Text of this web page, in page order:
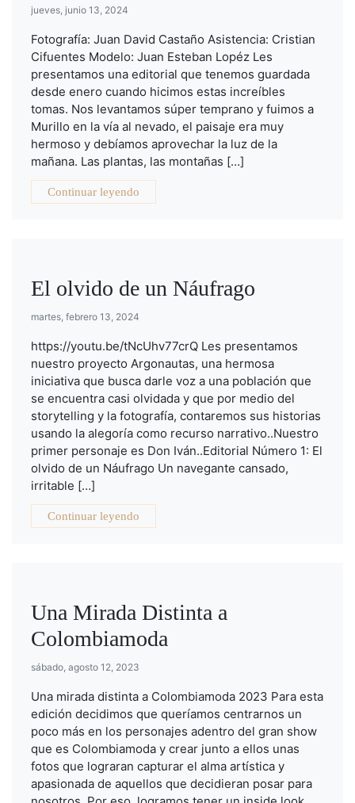
jueves, junio 13, 2024
Fotografía: Juan David Castaño Asistencia: Cristian
Cifuentes Modelo: Juan Esteban Lopéz Les
presentamos una editorial que tenemos guardada
desde enero cuando hicimos estas increíbles
tomas. Nos levantamos súper temprano y fuimos a
Murillo en la vía al nevado, el paisaje era muy
hermoso y debíamos aprovechar la luz de la
mañana. Las plantas, las montañas […]
Continuar leyendo
El olvido de un Náufrago
martes, febrero 13, 2024
https://youtu.be/tNcUhv77crQ Les presentamos
nuestro proyecto Argonautas, una hermosa
iniciativa que busca darle voz a una población que
se encuentra casi olvidada y que por medio del
storytelling y la fotografía, contaremos sus historias
usando la alegoría como recurso narrativo..Nuestro
primer personaje es Don Iván..Editorial Número 1: El
olvido de un Náufrago Un navegante cansado,
irritable […]
Continuar leyendo
Una Mirada Distinta a
Colombiamoda
sábado, agosto 12, 2023
Una mirada distinta a Colombiamoda 2023 Para esta
edición decidimos que queríamos centrarnos un
poco más en los personajes adentro del gran show
que es Colombiamoda y crear junto a ellos unas
fotos que lograran capturar el alma artística y
apasionada de aquellos que decidieran posar para